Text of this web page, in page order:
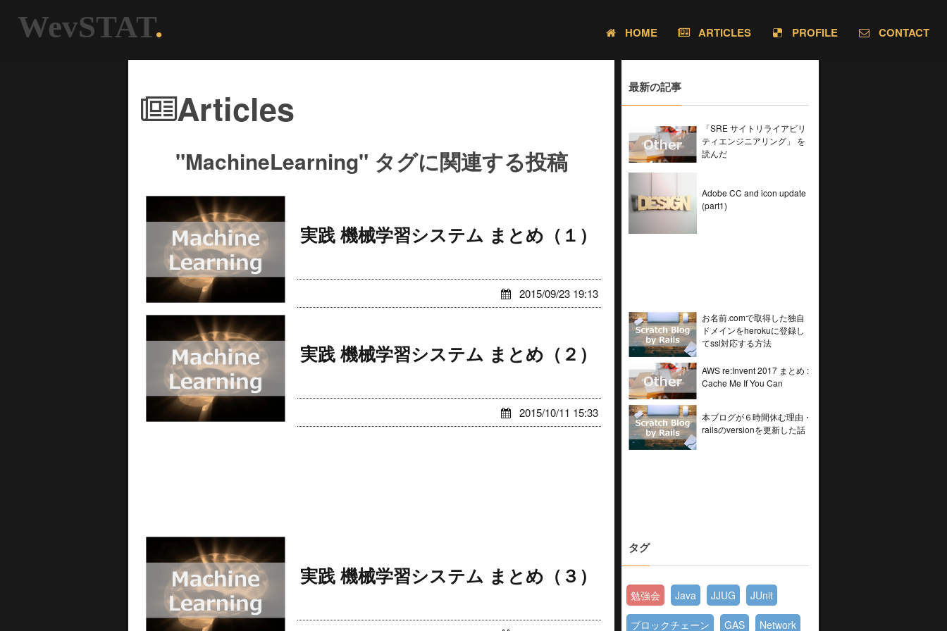
WevSTAT. HOME ARTICLES PROFILE CONTACT
Articles
"MachineLearning" タグに関連する投稿
実践 機械学習システム まとめ（１）
2015/09/23 19:13
実践 機械学習システム まとめ（２）
2015/10/11 15:33
実践 機械学習システム まとめ（３）
最新の記事
「SRE サイトリライアビリ
ティエンジニアリング」 を
読んだ
Adobe CC and icon update
(part1)
お名前.comで取得した独自
ドメインをherokuに登録し
てssl対応する方法
AWS re:Invent 2017 まとめ :
Cache Me If You Can
本ブログが６時間休む理由・
railsのversionを更新した話
タグ
勉強会 Java JJUG JUnit
ブロックチェーン GAS Network